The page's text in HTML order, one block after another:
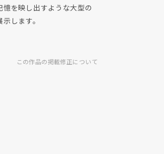
を映し出すような大型の
します。
この作品の掲載修正について